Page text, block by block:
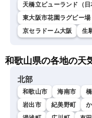
天橋立ビューランド（日
東大阪市花園ラグビー場
京セラドーム大阪
生
和歌山県の各地の天
北部
和歌山市 海南市
岩出市
紀美野町